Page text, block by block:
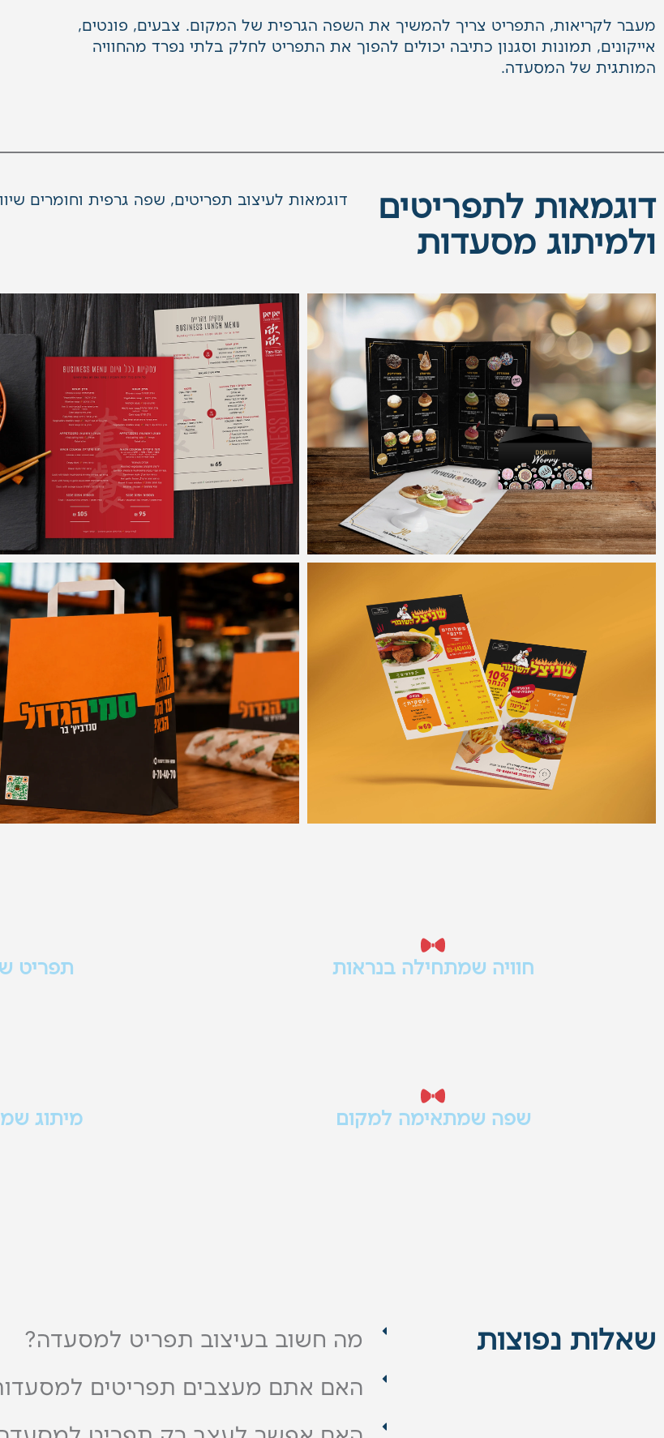
מעבר לקריאות, התפריט צריך להמשיך את השפה הגרפית של המקום. צבעים, פונטים,
אייקונים, תמונות וסגנון כתיבה יכולים להפוך את התפריט לחלק בלתי נפרד מהחוויה
המותגית של המסעדה.
דוגמאות לתפריטים
ולמיתוג מסעדות​
דוגמאות לעיצוב תפריטים, שפה גרפית וחומרים
חוויה שמתחילה בנראות
שפה שמתאימה למקום
תפריט
מיתוג
שאלות נפוצות
מה חשוב בעיצוב תפריט למסעדה?
האם אתם מעצבים תפריטים